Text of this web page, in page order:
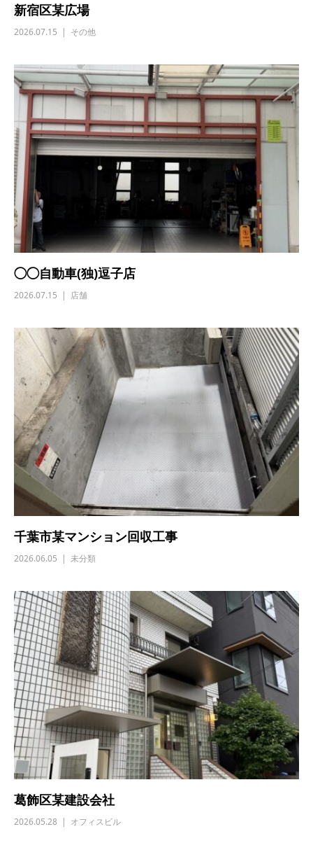
新宿区某広場
2026.07.15 その他
◯◯自動車(独)逗子店
2026.07.15 店舗
千葉市某マンション回収工事
2026.06.05 未分類
葛飾区某建設会社
2026.05.28 オフィスビル